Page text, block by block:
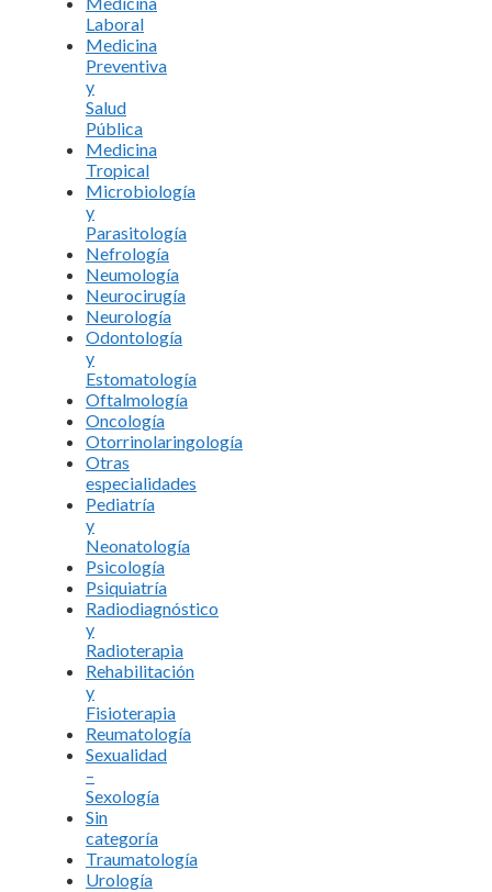
Laboral
Medicina
Preventiva
y
Salud
Pública
Medicina
Tropical
Microbiología
y
Parasitología
Nefrología
Neumología
Neurocirugía
Neurología
Odontología
y
Estomatología
Oftalmología
Oncología
Otorrinolaringología
Otras
especialidades
Pediatría
y
Neonatología
Psicología
Psiquiatría
Radiodiagnóstico
y
Radioterapia
Rehabilitación
y
Fisioterapia
Reumatología
Sexualidad
–
Sexología
Sin
categoría
Traumatología
Urología